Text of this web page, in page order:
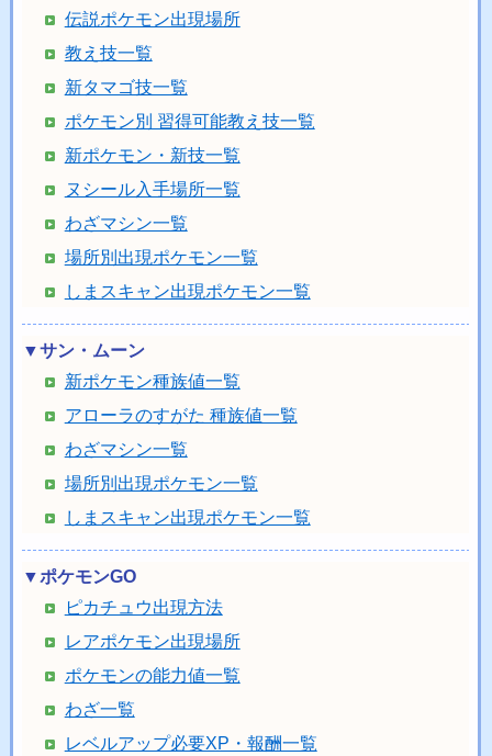
伝説ポケモン出現場所
教え技一覧
新タマゴ技一覧
ポケモン別 習得可能教え技一覧
新ポケモン・新技一覧
ヌシール入手場所一覧
わざマシン一覧
場所別出現ポケモン一覧
しまスキャン出現ポケモン一覧
▼サン・ムーン
新ポケモン種族値一覧
アローラのすがた 種族値一覧
わざマシン一覧
場所別出現ポケモン一覧
しまスキャン出現ポケモン一覧
▼ポケモンGO
ピカチュウ出現方法
レアポケモン出現場所
ポケモンの能力値一覧
わざ一覧
レベルアップ必要XP・報酬一覧